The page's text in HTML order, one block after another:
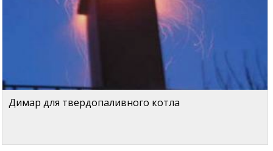
Димар для твердопаливного котла